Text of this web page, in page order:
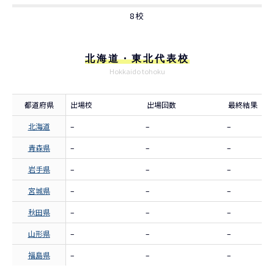
8校
北海道・東北代表校
Hokkaido tohoku
都道府県 出場校 出場回数 最終結果
北海道 – – –
青森県 – – –
岩手県 – – –
宮城県 – – –
秋田県 – – –
山形県 – – –
福島県 – – –